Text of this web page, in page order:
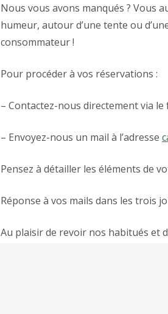
Nous vous avons manqués ? Vous
humeur, autour d’une tente ou
consommateur !
Pour procéder à vos réservations :
– Contactez-nous directement via
– Envoyez-nous un mail à l’adresse
Pensez à détailler les éléments de
Réponse à vos mails dans les trois
Au plaisir de revoir nos habitués et